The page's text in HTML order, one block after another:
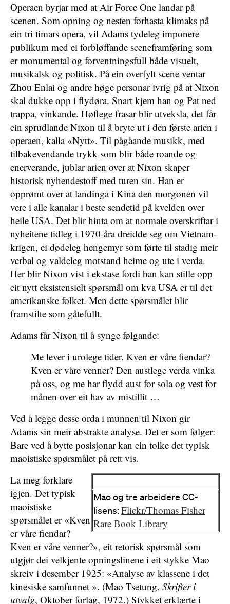
Operaen byrjar med at Air Force One landar på
scenen. Som opning og nesten forhasta klimaks på
ein tri timars opera, vil Adams tydeleg imponere
publikum med ei forbløffande sceneframføring som
er monumental og forventningsfull både visuelt,
musikalsk og politisk. På ein overfylt scene ventar
Zhou Enlai og andre høge personar ivrig på at Nixon
skal dukke opp i flydøra. Snart kjem han og Pat ned
trappa, vinkande. Høflege frasar blir utveksla, det får
ein sprudlande Nixon til å bryte ut i den første arien i
operaen, kalla «Nytt». Til pågåande musikk, med
tilbakevendande trykk som blir både roande og
enerverande, jublar arien over at Nixon skaper
historisk nyhendestoff med turen sin. Han er
opprømt over at landinga i Kina den morgonen vil
vere i alle kanalar i beste sendetid på kvelden over
heile USA. Det blir hinta om at normale overskriftar i
nyheitene tidleg i 1970-åra dreidde seg om Vietnam-
krigen, ei dødeleg hengemyr som førte til stadig meir
verbal og valdeleg motstand heime og ute i verda.
Her blir Nixon vist i ekstase fordi han kan stille opp
eit nytt eksistensielt spørsmål om kva USA er til det
amerikanske folket. Men dette spørsmålet blir
framstilte som gåtefullt.
Adams får Nixon til å synge følgande:
Me lever i urolege tider. Kven er våre fiendar?
Kven er våre venner? Den austlege verda vinka
på oss, og me har flydd aust for sola og vest for
månen over eit hav av mistillit …
Ved å legge desse orda i munnen til Nixon gir
Adams sin meir abstrakte analyse. Det er som følger:
Bare ved å bytte posisjonar kan ein tolke det typisk
maoistiske spørsmålet på rett vis.
Mao og tre arbeidere CC-
lisens: Flickr/Thomas Fisher
Rare Book Library
La meg forklare
igjen. Det typisk
maoistiske
spørsmålet er «Kven
er våre fiendar?
Kven er våre venner?», eit retorisk spørsmål som
utgjør dei velkjente opningslinene i eit stykke Mao
skreiv i desember 1925: «Analyse av klassene i det
kinesiske samfunnet ». (Mao Tsetung. Skrifter i
utvalg, Oktober forlag, 1972.) Stykket erklærte i